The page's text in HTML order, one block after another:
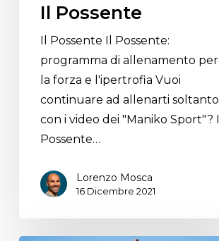
Il Possente
Il Possente Il Possente:
programma di allenamento per
la forza e l'ipertrofia Vuoi
continuare ad allenarti soltanto
con i video dei "Maniko Sport"? Il
Possente…
Lorenzo Mosca
16 Dicembre 2021